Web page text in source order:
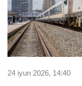
24 iyun 2026, 14:40